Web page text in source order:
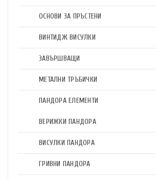
ОСНОВИ ЗА ПРЪСТЕНИ
ВИНТИДЖ ВИСУЛКИ
ЗАВЪРШВАЩИ
МЕТАЛНИ ТРЪБИЧКИ
ПАНДОРА ЕЛЕМЕНТИ
ВЕРИЖКИ ПАНДОРА
ВИСУЛКИ ПАНДОРА
ГРИВНИ ПАНДОРА